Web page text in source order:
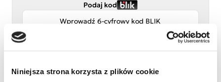
Niniejsza strona korzysta z plików cookie
Podaj kod